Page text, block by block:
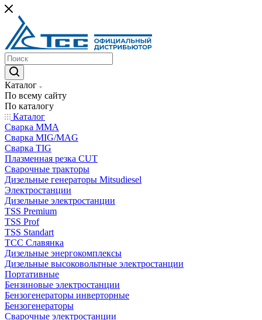
Каталог
По всему сайту
По каталогу
Каталог
Сварка MMA
Сварка MIG/MAG
Сварка TIG
Плазменная резка CUT
Сварочные тракторы
Дизельные генераторы Mitsudiesel
Электростанции
Дизельные электростанции
TSS Premium
TSS Prof
TSS Standart
ТСС Славянка
Дизельные энергокомплексы
Дизельные высоковольтные электростанции
Портативные
Бензиновые электростанции
Бензогенераторы инверторные
Бензогенераторы
Сварочные электростанции